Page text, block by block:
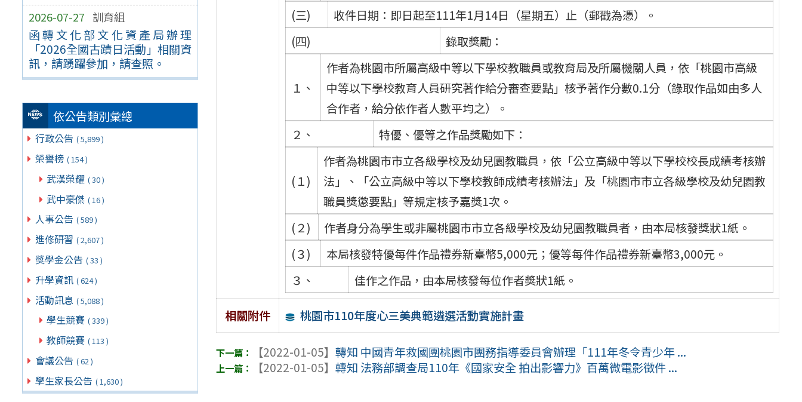
2026-07-27 訓育組
函轉文化部文化資產局辦理
「2026全國古蹟日活動」相關資
訊，請踴躍參加，請查照。
依公告類別彙總
行政公告 ( 5,899 )
榮譽榜 ( 154 )
武漢榮耀 ( 30 )
武中豪傑 ( 16 )
人事公告 ( 589 )
進修研習 ( 2,607 )
獎學金公告 ( 33 )
升學資訊 ( 624 )
活動訊息 ( 5,088 )
學生競賽 ( 339 )
教師競賽 ( 113 )
會議公告 ( 62 )
學生家長公告 ( 1,630 )
(三)
收件日期：即日起至111年1月14日（星期五）止（郵戳為憑）。
(四)
錄取獎勵：
１、
作者為桃園市所屬高級中等以下學校教職員或教育局及所屬機關人員，依「桃園市高級
中等以下學校教育人員研究著作給分審查要點」核予著作分數0.1分（錄取作品如由多人
合作者，給分依作者人數平均之）。
２、
特優、優等之作品獎勵如下：
(１)
作者為桃園市市立各級學校及幼兒園教職員，依「公立高級中等以下學校校長成績考核辦
法」、「公立高級中等以下學校教師成績考核辦法」及「桃園市市立各級學校及幼兒園教
職員獎懲要點」等規定核予嘉獎1次。
(２)
作者身分為學生或非屬桃園市市立各級學校及幼兒園教職員者，由本局核發獎狀1紙。
(３)
本局核發特優每件作品禮券新臺幣5,000元；優等每件作品禮券新臺幣3,000元。
３、
佳作之作品，由本局核發每位作者獎狀1紙。
相關附件 桃園市110年度心三美典範遴選活動實施計畫
【2022-01-05】轉知 中國青年救國團桃園市團務指導委員會辦理「111年冬令青少年 ...
【2022-01-05】轉知 法務部調查局110年《國家安全 拍出影響力》百萬微電影徵件 ...